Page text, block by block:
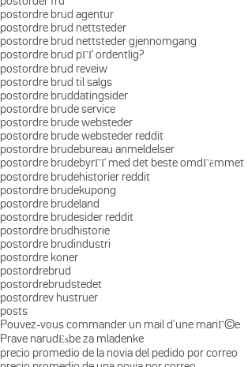
postordre brud agentur
postordre brud nettsteder
postordre brud nettsteder gjennomgang
postordre brud pГҐ ordentlig?
postordre brud reveiw
postordre brud til salgs
postordre bruddatingsider
postordre brude service
postordre brude websteder
postordre brude websteder reddit
postordre brudebureau anmeldelser
postordre brudebyrГҐ med det beste omdГёmmet
postordre brudehistorier reddit
postordre brudekupong
postordre brudeland
postordre brudesider reddit
postordre brudhistorie
postordre brudindustri
postordre koner
postordrebrud
postordrebrudstedet
postordrev hustruer
posts
Pouvez-vous commander un mail d'une mariГ©e
Prave narudЕѕbe za mladenke
precio promedio de la novia del pedido por correo